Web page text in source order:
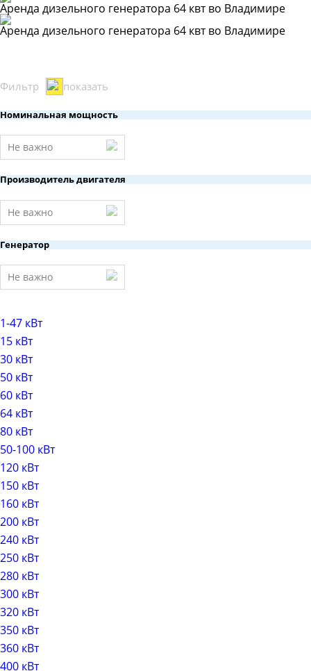
Аренда дизельного генератора 64 квт во Владимире
Аренда дизельного генератора 64 квт во Владимире
Фильтр показать
Номинальная мощность
Не важно
Производитель двигателя
Не важно
Генератор
Не важно
1-47 кВт
15 кВт
30 кВт
50 кВт
60 кВт
64 кВт
80 кВт
50-100 кВт
120 кВт
150 кВт
160 кВт
200 кВт
240 кВт
250 кВт
280 кВт
300 кВт
320 кВт
350 кВт
360 кВт
400 кВт